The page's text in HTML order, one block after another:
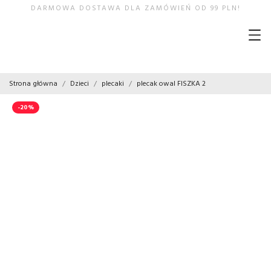
DARMOWA DOSTAWA DLA ZAMÓWIEŃ OD 99 PLN!
Strona główna Dzieci plecaki plecak owal FISZKA 2
-20%